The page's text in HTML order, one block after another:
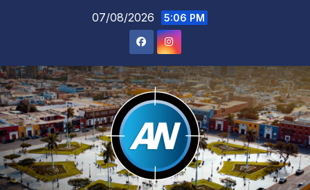
07/08/2026 5:06 PM